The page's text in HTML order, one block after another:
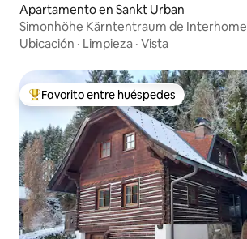
Apartamento en Sankt Urban
Simonhöhe Kärntentraum de Interhome
Ubicación · Limpieza · Vista
Favorito entre huéspedes preferido
Favorito entre huéspedes